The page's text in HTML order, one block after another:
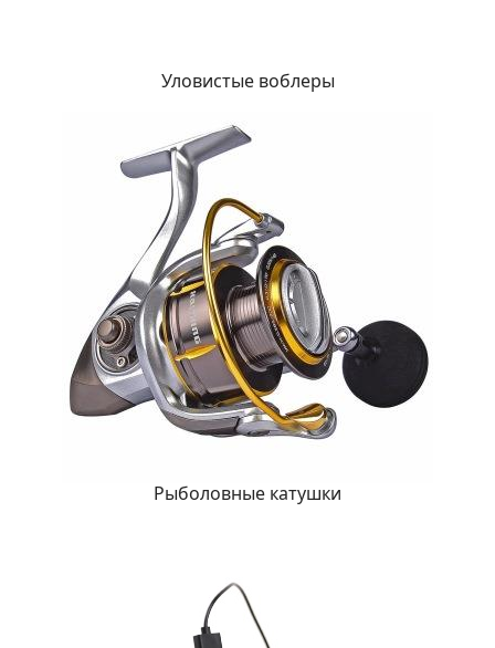
Уловистые воблеры
Рыболовные катушки